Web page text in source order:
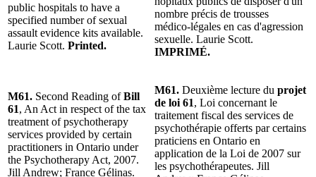
public hospitals to have a
specified number of sexual
assault evidence kits available.
Laurie Scott. Printed.
nombre précis de trousses
médico-­légales en cas d'agression
sexuelle. Laurie Scott.
IMPRIMÉ.
M61. Second Reading ofBill
61, An Act in respect of the tax
treatment of psychotherapy
services provided by certain
practitioners in Ontario under
the Psychotherapy Act, 2007.
Jill Andrew; France Gélinas.
M61. Deuxième lecture du projet
de loi 61, Loi concernant le
traitement fiscal des services de
psychothérapie offerts par certains
praticiens en Ontario en
application de la Loi de 2007 sur
les psychothérapeutes. Jill